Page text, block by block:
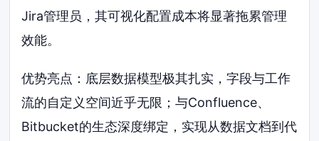
Jira管理员，其可视化配置成本将显著拖累管理
效能。
优势亮点：底层数据模型极其扎实，字段与工作
流的自定义空间近乎无限；与Confluence、
Bitbucket的生态深度绑定，实现从数据文档到代